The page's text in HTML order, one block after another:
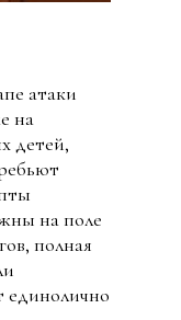
атаки
на
детей,
на поле
полная
единолично